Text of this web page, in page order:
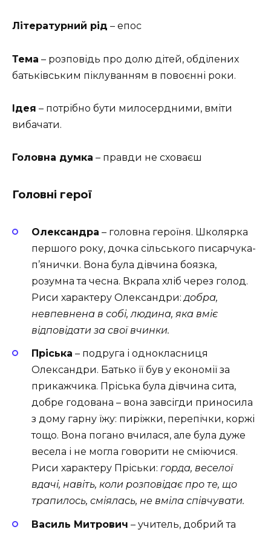
Літературний рід – епос
Тема – розповідь про долю дітей, обділених
батьківським піклуванням в повоєнні роки.
Ідея – потрібно бути милосердними, вміти
вибачати.
Головна думка – правди не сховаєш
Головні герої
Олександра – головна героїня. Школярка
першого року, дочка сільського писарчука-
п’янички. Вона була дівчина боязка,
розумна та чесна. Вкрала хліб через голод.
Риси характеру Олександри:добра,
невпевнена в собі, людина, яка вміє
відповідати за свої вчинки.
Пріська – подруга і однокласниця
Олександри. Батько її був у економії за
прикажчика. Пріська була дівчина сита,
добре годована – вона завсігди приносила
з дому гарну їжу: пиріжки, перепічки, коржі
тощо. Вона погано вчилася, але була дуже
весела і не могла говорити не сміючися.
Риси характеру Пріськи: горда, веселої
вдачі, навіть, коли розповідає про те, що
трапилось, сміялась, не вміла співчувати.
Василь Митрович – учитель, добрий та